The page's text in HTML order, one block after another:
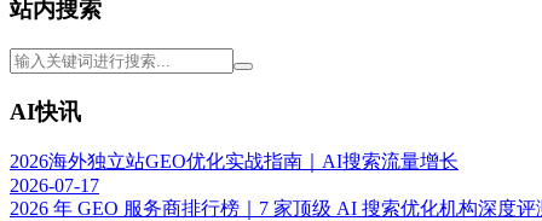
站内搜索
AI快讯
2026海外独立站GEO优化实战指南｜AI搜索流量增长
2026-07-17
2026 年 GEO 服务商排行榜｜7 家顶级 AI 搜索优化机构深度评